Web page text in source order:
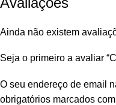
Ainda não existem
Seja o primeiro a avaliar
O seu endereço de email
obrigatórios marcados com